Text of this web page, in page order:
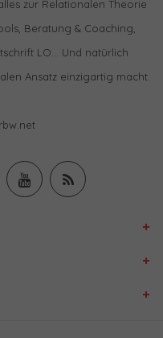
zur Relationalen Theorie
Beratung & Coaching,
LO… Und natürlich
Ansatz einzigartig macht.